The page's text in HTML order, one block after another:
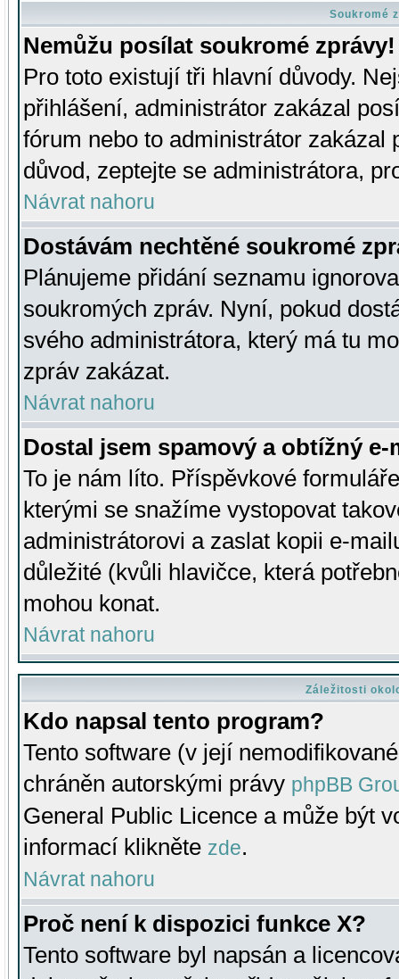
Soukromé
Nemůžu posílat soukromé zprávy!
Pro toto existují tři hlavní důvody.
přihlášení, administrátor zakázal
fórum nebo to administrátor zakázal
důvod, zeptejte se administrátora,
Návrat nahoru
Dostávám nechtěné soukromé
Plánujeme přidání seznamu
soukromých zpráv. Nyní, pokud
svého administrátora, který má tu
zpráv zakázat.
Návrat nahoru
Dostal jsem spamový a obtížný
To je nám líto. Příspěvkové
kterými se snažíme vystopovat
administrátorovi a zaslat kopii e-
důležité (kvůli hlavičce, která
mohou konat.
Návrat nahoru
Záležitosti
Kdo napsal tento program?
Tento software (v její
chráněn autorskými právy phpBB
General Public Licence a může být
informací klikněte zde.
Návrat nahoru
Proč není k dispozici funkce X?
Tento software byl napsán a